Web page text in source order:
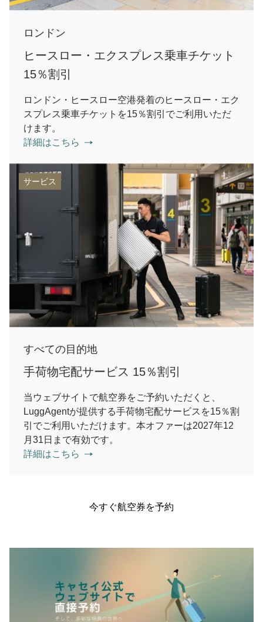
ロンドン
ヒースロー・エクスプレス乗車チケット
15％割引
ロンドン・ヒースロー空港発着のヒースロー・エク
スプレス乗車チケットを15％割引でご利用いただ
けます。
詳細はこちら
サービス
すべての目的地
手荷物宅配サービス 15％割引
当ウェブサイトで航空券をご予約いただくと、
LuggAgentが提供する手荷物宅配サービスを15％割
引でご利用いただけます。本オファーは2027年12
月31日まで有効です。
詳細はこちら
今すぐ航空券を予約